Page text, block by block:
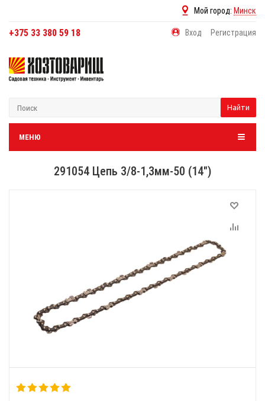
Мой город: Минск
+375 33 380 59 18 Вход Регистрация
Найти
МЕНЮ
291054 Цепь 3/8-1,3мм-50 (14")